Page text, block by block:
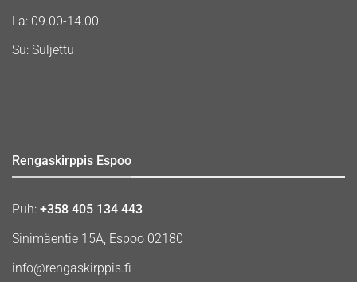
La: 09.00-14.00
Su: Suljettu
Rengaskirppis Espoo
Puh: +358 405 134 443
Sinimäentie 15A, Espoo 02180
info@rengaskirppis.fi